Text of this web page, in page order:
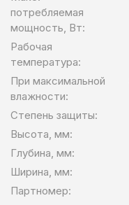
потребляемая
мощность, Вт:
Рабочая
температура:
При максимальной
влажности:
Степень защиты:
Высота, мм:
Глубина, мм:
Ширина, мм:
Партномер: